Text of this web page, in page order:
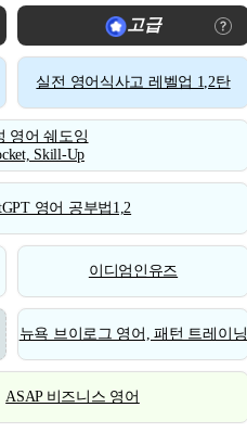
고급
실전 영어식사고 레벨업 1,2탄
영어 쉐도잉
Skill-Up
영어 공부법1,2
이디엄인유즈
뉴욕 브이로그 영어, 패턴 트레이닝
ASAP 비즈니스 영어